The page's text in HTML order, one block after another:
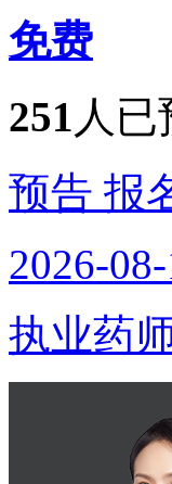
免费
251 人已
预告 报
2026-
执业药